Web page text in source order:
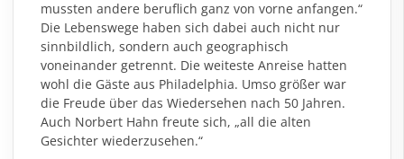
mussten andere beruflich ganz von vorne anfangen.“
Die Lebenswege haben sich dabei auch nicht nur
sinnbildlich, sondern auch geographisch
voneinander getrennt. Die weiteste Anreise hatten
wohl die Gäste aus Philadelphia. Umso größer war
die Freude über das Wiedersehen nach 50 Jahren.
Auch Norbert Hahn freute sich, „all die alten
Gesichter wiederzusehen.“